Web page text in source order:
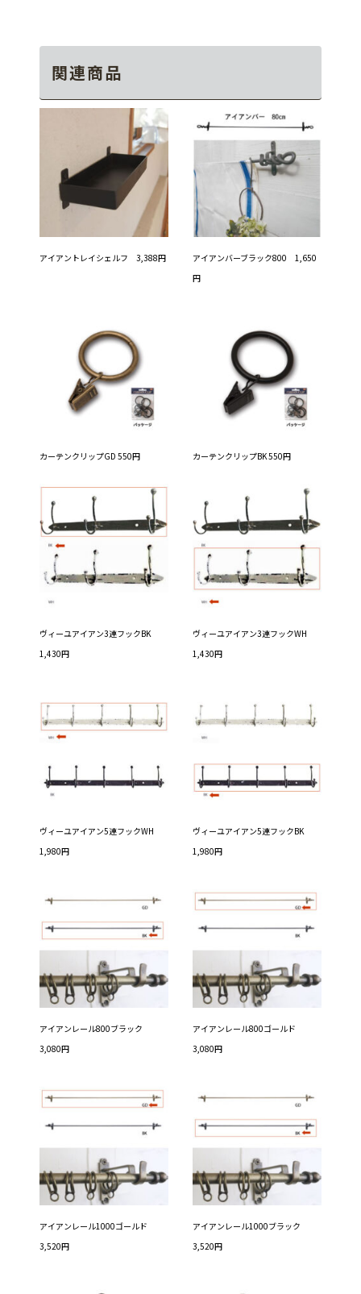
関連商品
アイアントレイシェルフ 3,388円
アイアンバーブラック800 1,650
円
カーテンクリップGD 550円 カーテンクリップBK 550円
ヴィーユアイアン3連フックBK
1,430円
ヴィーユアイアン3連フックWH
1,430円
ヴィーユアイアン5連フックWH
1,980円
ヴィーユアイアン5連フックBK
1,980円
アイアンレール800ブラック
3,080円
アイアンレール800ゴールド
3,080円
アイアンレール1000ゴールド
3,520円
アイアンレール1000ブラック
3,520円